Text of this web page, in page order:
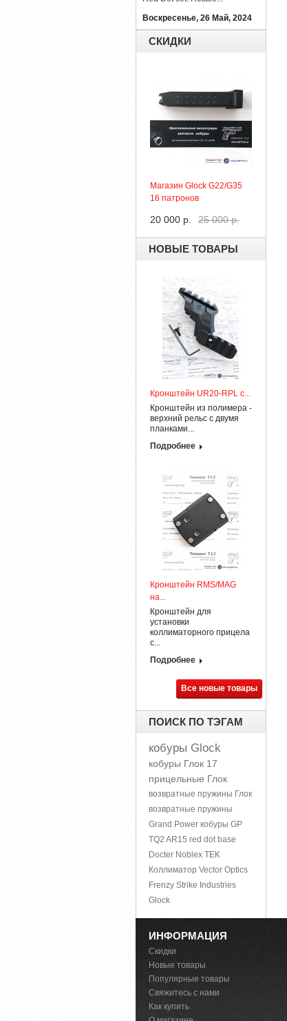
Воскресенье, 26 Май, 2024
СКИДКИ
Магазин Glock G22/G35
16 патронов
20 000 р. 25 000 р.
НОВЫЕ ТОВАРЫ
Кронштейн UR20-RPL с...
Кронштейн из полимера -
верхний рельс с двумя
планками...
Подробнее
Кронштейн RMS/MAG
на...
Кронштейн для
установки
коллиматорного прицела
с...
Подробнее
Все новые товары
ПОИСК ПО ТЭГАМ
кобуры Glock
кобуры Глок 17
прицельные Глок
возвратные пружины Глок
возвратные пружины
Grand Power кобуры GP
TQ2 AR15 red dot base
Docter Noblex TEK
Коллиматор Vector Optics
Frenzy Strike Industries
Glock
ИНФОРМАЦИЯ
Скидки
Новые товары
Популярные товары
Свяжитесь с нами
Как купить